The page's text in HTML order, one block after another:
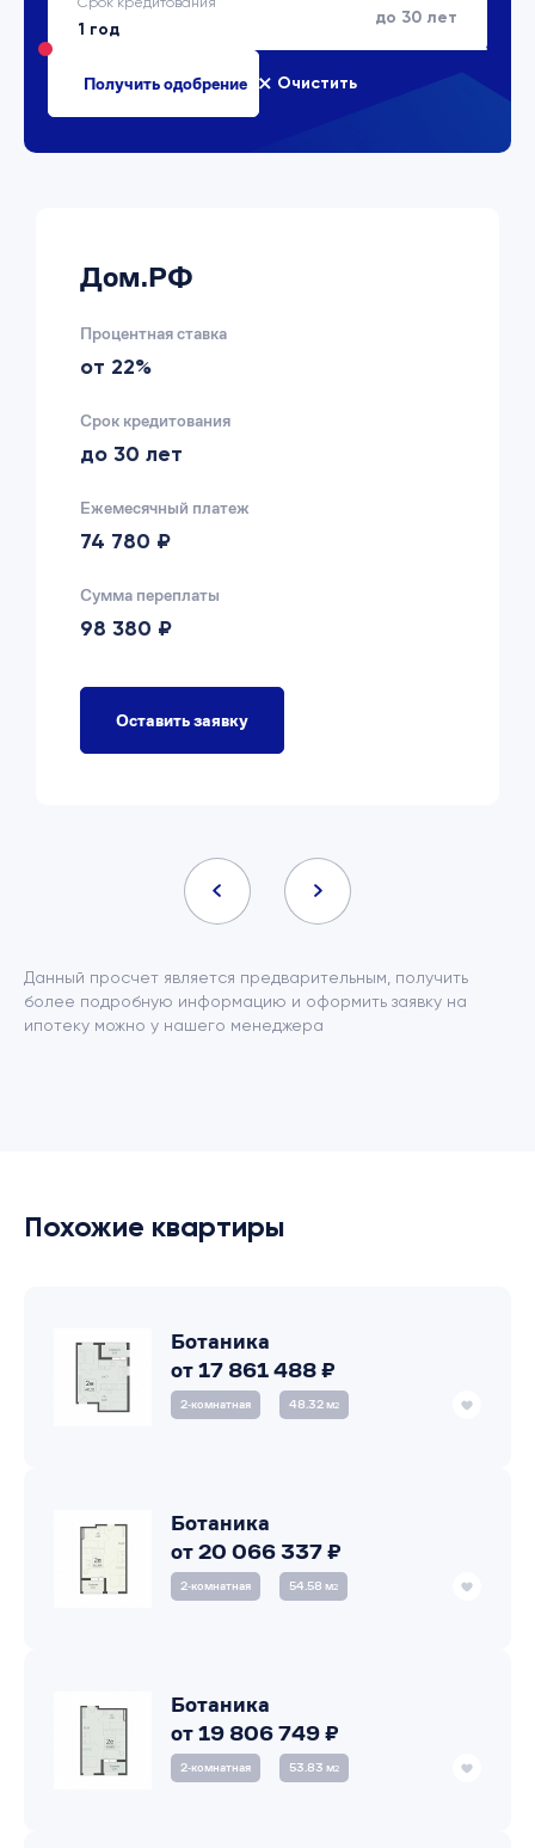
до 30 лет
Очистить
Дом.РФ
Процентная ставка
от 22%
Срок кредитования
до 30 лет
Ежемесячный платеж
74 780 ₽
Сумма переплаты
98 380 ₽
Оставить заявку
Данный просчет является предварительным, получить
более подробную информацию и оформить заявку на
ипотеку можно у нашего менеджера
Похожие квартиры
Ботаника
от 17 861 488 ₽
2‑комнатная 48.32 м2
Ботаника
от 20 066 337 ₽
2‑комнатная 54.58 м2
Ботаника
от 19 806 749 ₽
2‑комнатная 53.83 м2